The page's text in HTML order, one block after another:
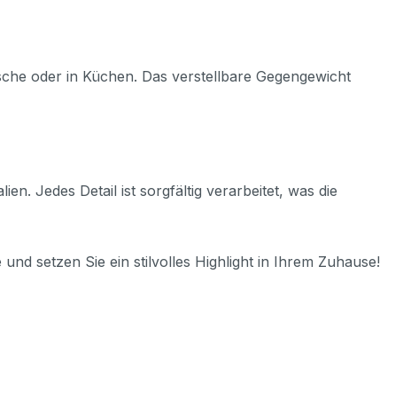
oder in Küchen. Das verstellbare Gegengewicht
Jedes Detail ist sorgfältig verarbeitet, was die
setzen Sie ein stilvolles Highlight in Ihrem Zuhause!